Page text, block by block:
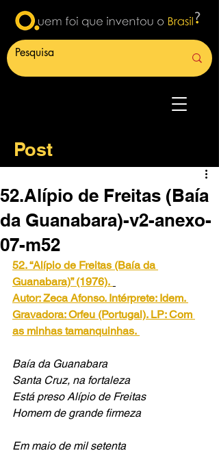
Post
52.Alípio de Freitas (Baía
da Guanabara)-v2-anexo-
07-m52
52. “Alípio de Freitas (Baía da
Guanabara)” (1976).
Autor: Zeca Afonso. Intérprete: Idem.
Gravadora: Orfeu (Portugal). LP: Com
as minhas tamanquinhas.
Baía da Guanabara
Santa Cruz, na fortaleza
Está preso Alípio de Freitas
Homem de grande firmeza
Em maio de mil setenta